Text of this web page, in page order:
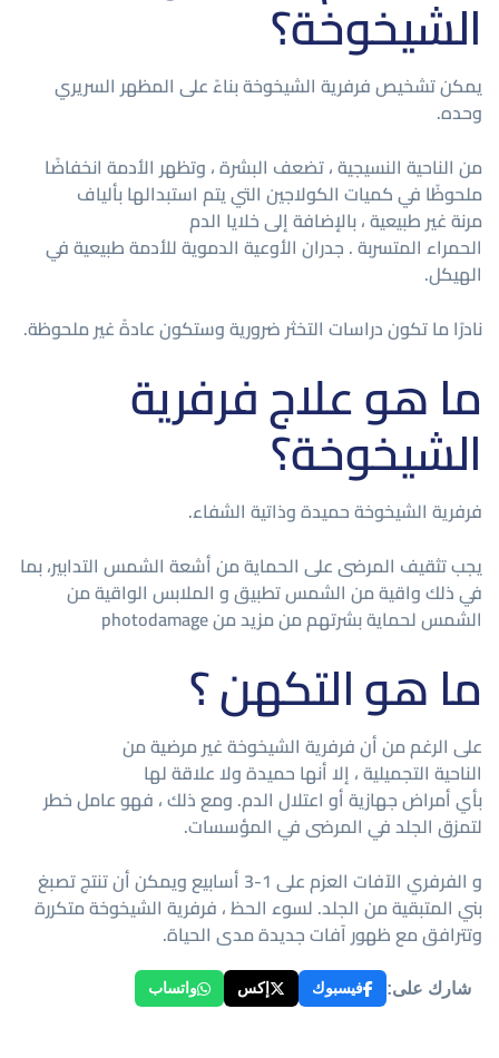
الشيخوخة؟
يمكن تشخيص فرفرية الشيخوخة بناءً على المظهر السريري
وحده.
من الناحية النسيجية ، تضعف البشرة ، وتظهر الأدمة انخفاضًا
ملحوظًا في كميات الكولاجين التي يتم استبدالها بألياف
مرنة غير طبيعية ، بالإضافة إلى خلايا الدم
الحمراء المتسربة . جدران الأوعية الدموية للأدمة طبيعية في
الهيكل.
نادرًا ما تكون دراسات التخثر ضرورية وستكون عادةً غير ملحوظة.
ما هو علاج فرفرية
الشيخوخة؟
فرفرية الشيخوخة حميدة وذاتية الشفاء.
يجب تثقيف المرضى على الحماية من أشعة الشمس التدابير، بما
في ذلك واقية من الشمس تطبيق و الملابس الواقية من
الشمس لحماية بشرتهم من مزيد من photodamage
ما هو التكهن ؟
على الرغم من أن فرفرية الشيخوخة غير مرضية من
الناحية التجميلية ، إلا أنها حميدة ولا علاقة لها
بأي أمراض جهازية أو اعتلال الدم. ومع ذلك ، فهو عامل خطر
لتمزق الجلد في المرضى في المؤسسات.
و الفرفري الآفات العزم على 1-3 أسابيع ويمكن أن تنتج تصبغ
بني المتبقية من الجلد. لسوء الحظ ، فرفرية الشيخوخة متكررة
وتترافق مع ظهور آفات جديدة مدى الحياة.
شارك على: فيسبوك إكس واتساب